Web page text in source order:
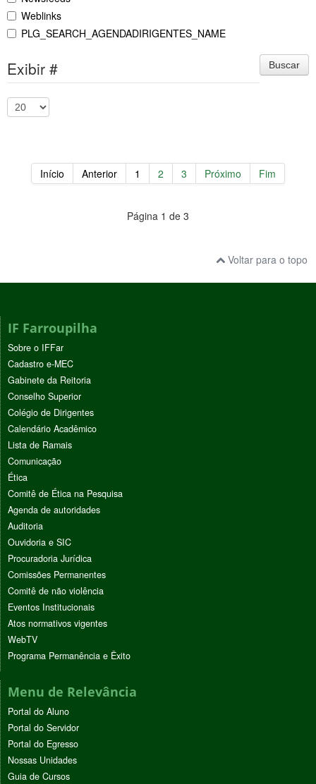
Weblinks
PLG_SEARCH_AGENDADIRIGENTES_NAME
Buscar
Exibir #
Início Anterior 1 2 3 Próximo Fim
Página 1 de 3
Voltar para o topo
IF Farroupilha
Sobre o IFFar
Cadastro e-MEC
Gabinete da Reitoria
Conselho Superior
Colégio de Dirigentes
Calendário Acadêmico
Lista de Ramais
Comunicação
Ética
Comitê de Ética na Pesquisa
Agenda de autoridades
Auditoria
Ouvidoria e SIC
Procuradoria Jurídica
Comissões Permanentes
Comitê de não violência
Eventos Institucionais
Atos normativos vigentes
WebTV
Programa Permanência e Êxito
Menu de Relevância
Portal do Aluno
Portal do Servidor
Portal do Egresso
Nossas Unidades
Guia de Cursos